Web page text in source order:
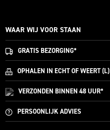
WAAR WIJ VOOR STAAN
GRATISBEZORGING*
OPHALEN IN ECHT OF WEERT (L)
VERZONDEN BINNEN 48 UUR*
PERSOONLIJKADVIES